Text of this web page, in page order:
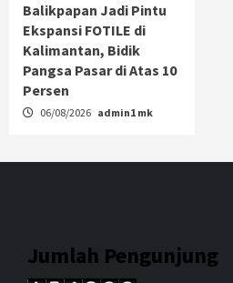
Balikpapan Jadi Pintu
Ekspansi FOTILE di
Kalimantan, Bidik
Pangsa Pasar di Atas 10
Persen
06/08/2026 admin1 mk
Jumlah Pengunjung